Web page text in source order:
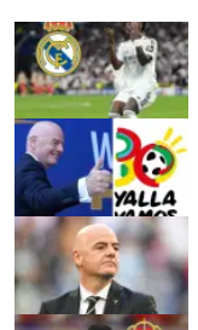
36
seconds